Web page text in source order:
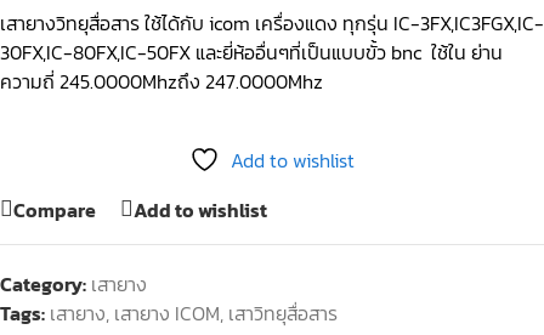
เสายางวิทยุสื่อสาร ใช้ได้กับ icom เครื่องแดง ทุกรุ่น IC-3FX,IC3FGX,IC-
30FX,IC-80FX,IC-50FX และยี่ห้ออื่นๆที่เป็นแบบขั้ว bnc ใช้ใน ย่าน
ความถี่ 245.0000Mhzถึง 247.0000Mhz
Add to wishlist
Compare
Add to wishlist
Category: เสายาง
Tags: เสายาง, เสายาง ICOM, เสาวิทยุสื่อสาร